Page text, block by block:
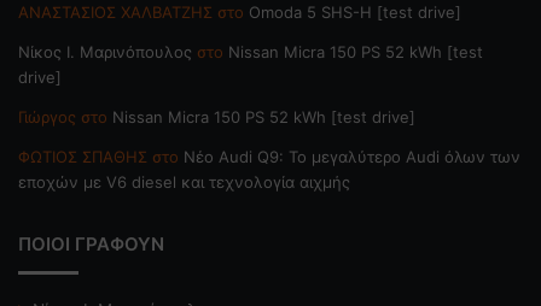
ΑΝΑΣΤΑΣΙΟΣ ΧΑΛΒΑΤΖΗΣ στο Omoda 5 SHS-H [test drive]
Nίκος Ι. Mαρινόπουλος στο Nissan Micra 150 PS 52 kWh [test
drive]
Γιώργος στο Nissan Micra 150 PS 52 kWh [test drive]
ΦΩΤΙΟΣ ΣΠΑΘΗΣ στο Νέο Audi Q9: Το μεγαλύτερο Audi όλων των
εποχών με V6 diesel και τεχνολογία αιχμής
ΠΟΙΟΙ ΓΡΑΦΟΥΝ